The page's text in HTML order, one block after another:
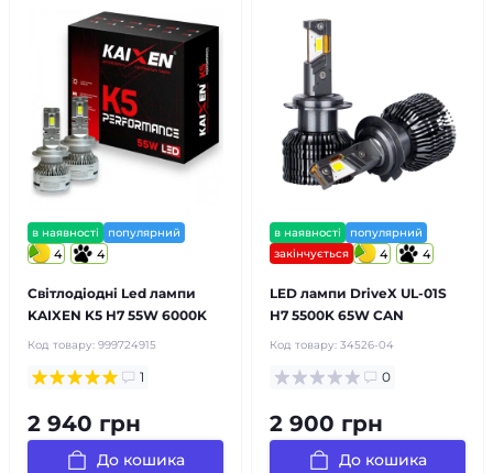
в наявності популярний
4 4
Світлодіодні Led лампи
KAIXEN K5 H7 55W 6000K
Код товару: 999724915
1
2 940 грн
До кошика
в наявності
популярний
закінчується
4 4
LED лампи DriveX UL-01S
H7 5500K 65W CAN
Код товару: 34526-04
0
2 900 грн
До кошика